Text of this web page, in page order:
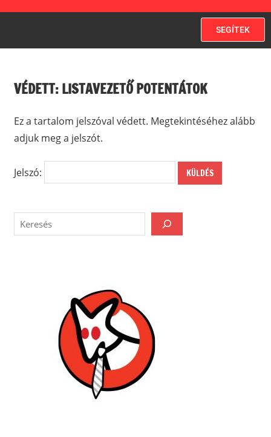
SEGÍTEK
VÉDETT: LISTAVEZETŐ POTENTÁTOK
Ez a tartalom jelszóval védett. Megtekintéséhez alább
adjuk meg a jelszót.
Jelszó: